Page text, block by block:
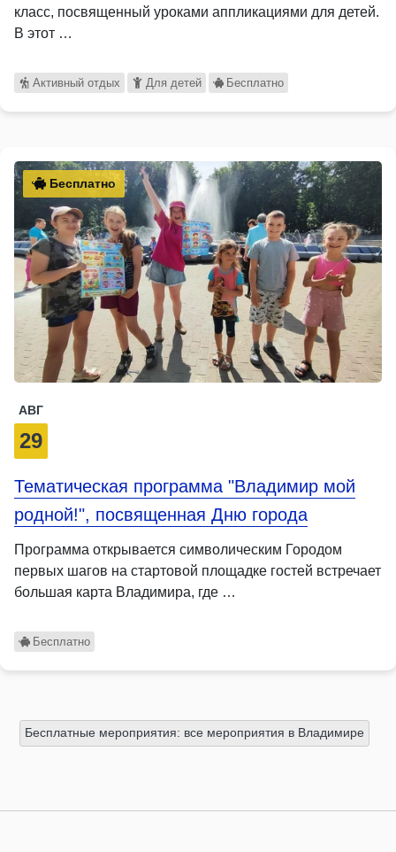
класс, посвященный уроками аппликациями для детей.
В этот …
Активный отдых Для детей Бесплатно
Бесплатно
АВГ
29
Тематическая программа "Владимир мой
родной!", посвященная Дню города
Программа открывается символическим Городом
первых шагов на стартовой площадке гостей встречает
большая карта Владимира, где …
Бесплатно
Бесплатные мероприятия: все мероприятия в Владимире